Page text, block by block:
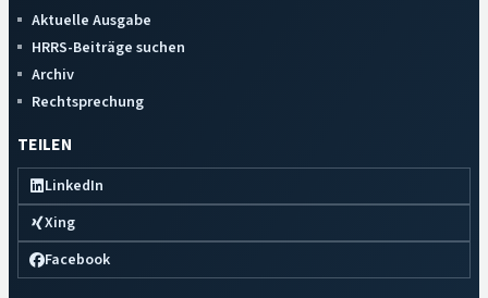
Aktuelle Ausgabe
HRRS-Beiträge suchen
Archiv
Rechtsprechung
TEILEN
LinkedIn
Xing
Facebook